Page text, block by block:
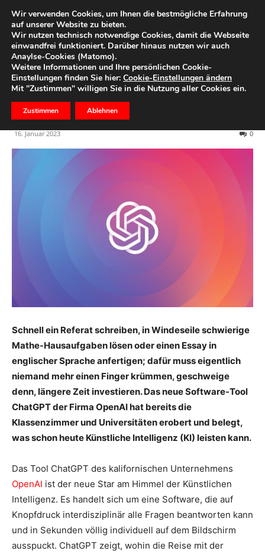
Start Redaktionstipps
Anlagetrend Künstliche
Intelligenz am Beispiel von
OpenAI
16. Januar 2023 0
Schnell ein Referat schreiben, in Windeseile schwierige
Mathe-Hausaufgaben lösen oder einen Essay in
englischer Sprache anfertigen; dafür muss eigentlich
niemand mehr einen Finger krümmen, geschweige
denn, längere Zeit investieren. Das neue Software-Tool
ChatGPT der Firma OpenAI hat bereits die
Klassenzimmer und Universitäten erobert und belegt,
was schon heute Künstliche Intelligenz (KI) leisten kann.
Das Tool ChatGPT des kalifornischen Unternehmens
OpenAI ist der neue Star am Himmel der Künstlichen
Intelligenz. Es handelt sich um eine Software, die auf
Knopfdruck interdisziplinär alle Fragen beantworten kann
und in Sekunden völlig individuell auf dem Bildschirm
ausspuckt. ChatGPT zeigt, wohin die Reise mit der
Wir verwenden Cookies, um Ihnen die bestmögliche Erfahrung
auf unserer Website zu bieten.
Wir nutzen technisch notwendige Cookies, damit die Webseite
einwandfrei funktioniert. Darüber hinaus nutzen wir auch
Anaylse-Cookies (Matomo).
Weitere Informationen und Ihre persönlichen Cookie-
Einstellungen finden Sie hier: Cookie-Einstellungen ändern
Mit "Zustimmen" willigen Sie in die Nutzung aller Cookies ein.
Zustimmen Ablehnen